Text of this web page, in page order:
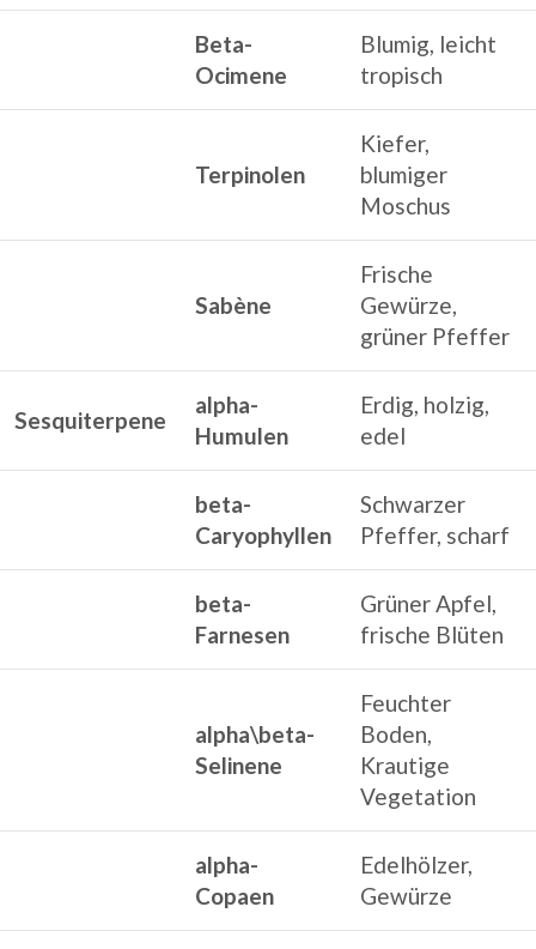
Beta-
Ocimene
Blumig, leicht
tropisch
Terpinolen
Kiefer,
blumiger
Moschus
Sabène
Frische
Gewürze,
grüner Pfeffer
Sesquiterpene
alpha-
Humulen
Erdig, holzig,
edel
beta-
Caryophyllen
Schwarzer
Pfeffer, scharf
beta-
Farnesen
Grüner Apfel,
frische Blüten
alpha\beta-
Selinene
Feuchter
Boden,
Krautige
Vegetation
alpha-
Copaen
Edelhölzer,
Gewürze